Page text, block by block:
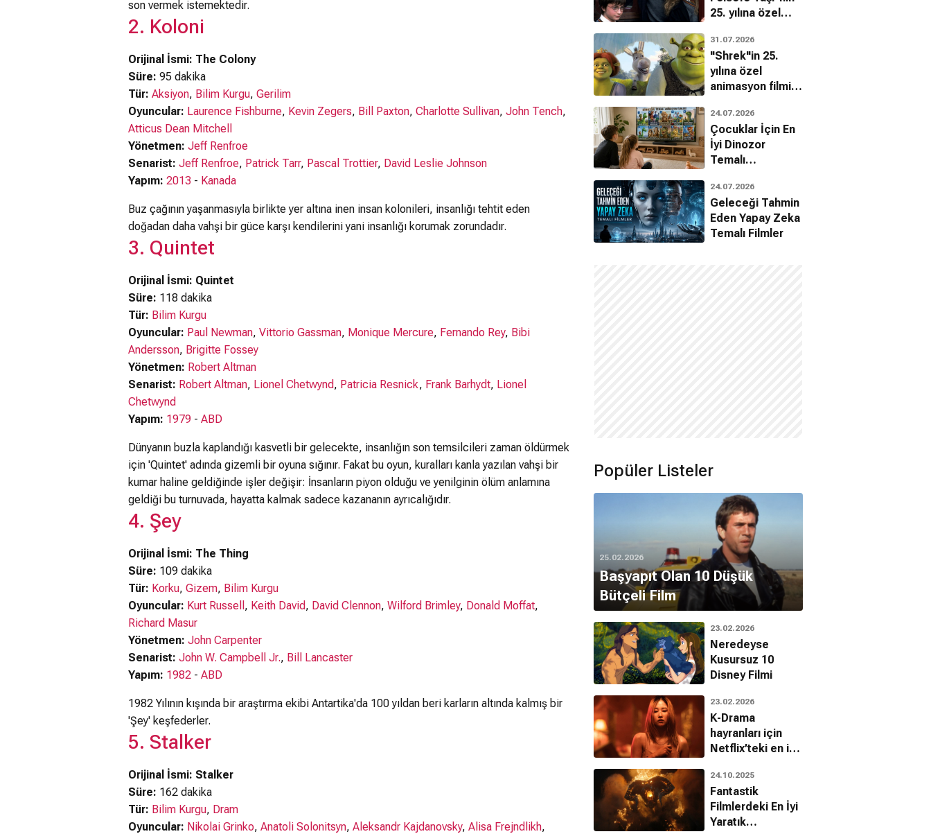
son vermek istemektedir.
2. Koloni
Orijinal İsmi: The Colony
Süre: 95 dakika
Tür: Aksiyon, Bilim Kurgu, Gerilim
Oyuncular: Laurence Fishburne, Kevin Zegers, Bill Paxton, Charlotte Sullivan, John Tench,
Atticus Dean Mitchell
Yönetmen: Jeff Renfroe
Senarist: Jeff Renfroe, Patrick Tarr, Pascal Trottier, David Leslie Johnson
Yapım: 2013 - Kanada
Buz çağının yaşanmasıyla birlikte yer altına inen insan kolonileri, insanlığı tehtit eden
doğadan daha vahşi bir güce karşı kendilerini yani insanlığı korumak zorundadır.
3. Quintet
Orijinal İsmi: Quintet
Süre: 118 dakika
Tür: Bilim Kurgu
Oyuncular: Paul Newman, Vittorio Gassman, Monique Mercure, Fernando Rey, Bibi
Andersson, Brigitte Fossey
Yönetmen: Robert Altman
Senarist: Robert Altman, Lionel Chetwynd, Patricia Resnick, Frank Barhydt, Lionel
Chetwynd
Yapım: 1979 - ABD
Dünyanın buzla kaplandığı kasvetli bir gelecekte, insanlığın son temsilcileri zaman öldürmek
için 'Quintet' adında gizemli bir oyuna sığınır. Fakat bu oyun, kuralları kanla yazılan vahşi bir
kumar haline geldiğinde işler değişir: İnsanların piyon olduğu ve yenilginin ölüm anlamına
geldiği bu turnuvada, hayatta kalmak sadece kazananın ayrıcalığıdır.
4. Şey
Orijinal İsmi: The Thing
Süre: 109 dakika
Tür: Korku, Gizem, Bilim Kurgu
Oyuncular: Kurt Russell , Keith David, David Clennon, Wilford Brimley, Donald Moffat,
Richard Masur
Yönetmen: John Carpenter
Senarist: John W. Campbell Jr., Bill Lancaster
Yapım: 1982 - ABD
1982 Yılının kışında bir araştırma ekibi Antartika'da 100 yıldan beri karların altında kalmış bir
'Şey' keşfederler.
5. Stalker
Orijinal İsmi: Stalker
Süre: 162 dakika
Tür: Bilim Kurgu, Dram
Oyuncular: Nikolai Grinko, Anatoli Solonitsyn, Aleksandr Kajdanovsky, Alisa Frejndlikh,
25. yılına özel
bilinmeyenleri!
31.07.2026
"Shrek"in 25.
yılına özel
animasyon filmin
24.07.2026
Çocuklar İçin En
İyi Dinozor
Temalı
Filmleri
24.07.2026
Geleceği Tahmin
Eden Yapay Zeka
Temalı Filmler
Popüler Listeler
25.02.2026
Başyapıt Olan 10 Düşük
Bütçeli Film
23.02.2026
Neredeyse
Kusursuz 10
Disney Filmi
23.02.2026
K-Drama
hayranları için
Netflix’teki en iyi
24.10.2025
Fantastik
Filmlerdeki En İyi
Yaratık